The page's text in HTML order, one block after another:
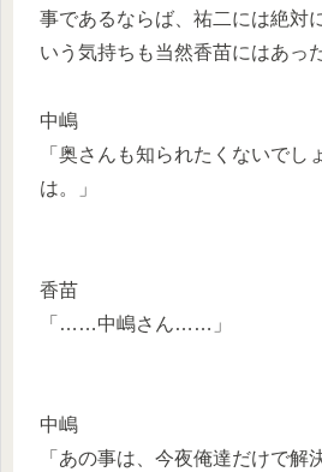
事であるならば、祐二には絶対
いう気持ちも当然香苗にはあった
中嶋
「奥さんも知られたくないでし
は。」
香苗
「……中嶋さん……」
中嶋
「あの事は、今夜俺達だけで解